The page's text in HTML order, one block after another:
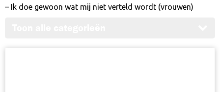
– Ik doe gewoon wat mij niet verteld wordt (vrouwen)